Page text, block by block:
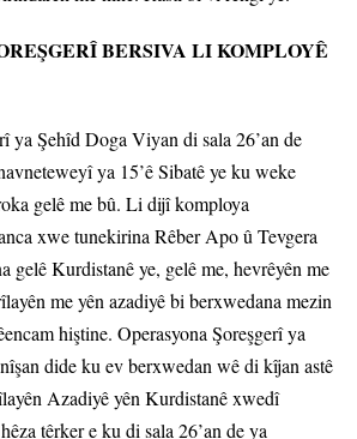
BERSIVA LI KOMPLOYÊ
ya Şehîd Doga Viyan di sala 26’an de
ya 15’ê Sibatê ye ku weke
gelê me bû. Li dijî komploya
xwe tunekirina Rêber Apo û Tevgera
gelê Kurdistanê ye, gelê me, hevrêyên me
me yên azadiyê bi berxwedana mezin
hiştine. Operasyona Şoreşgerî ya
dide ku ev berxwedan wê di kîjan astê
Azadiyê yên Kurdistanê xwedî
têrker e ku di sala 26’an de ya